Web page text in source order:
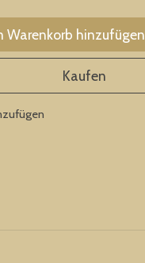
Warenkorb hinzufügen
Kaufen